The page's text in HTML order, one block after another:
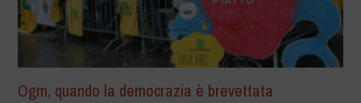
Ogm, quando la democrazia è brevettata